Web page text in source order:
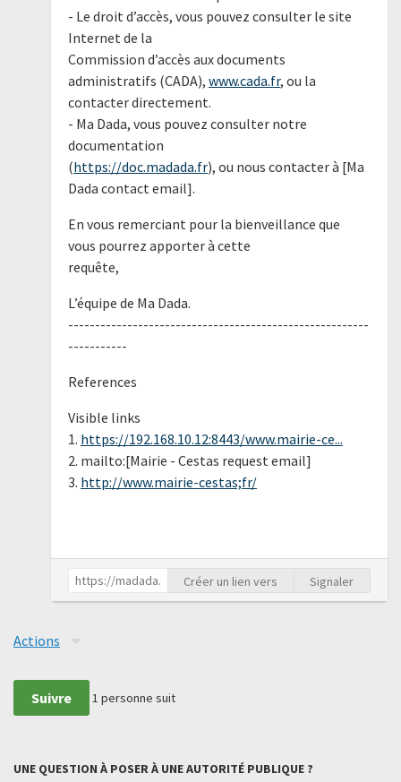
- Le droit d’accès, vous pouvez consulter le site
Internet de la
Commission d’accès aux documents
administratifs (CADA), www.cada.fr, ou la
contacter directement.
- Ma Dada, vous pouvez consulter notre
documentation
(https://doc.madada.fr), ou nous contacter à [Ma
Dada contact email].
En vous remerciant pour la bienveillance que
vous pourrez apporter à cette
requête,
L’équipe de Ma Dada.
--------------------------------------------------------
-----------
References
Visible links
1. https://192.168.10.12:8443/www.mairie-ce...
2. mailto:[Mairie - Cestas request email]
3. http://www.mairie-cestas;fr/
Créer un lien vers Signaler
Actions
Suivre 1 personne suit
UNE QUESTION À POSER À UNE AUTORITÉ PUBLIQUE ?